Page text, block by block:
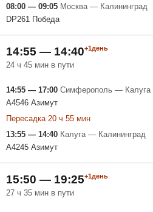
08:00 — 09:05 Москва — Калининград
DP261 Победа
14:55 — 14:40+1день
24 ч 45 мин в пути
14:55 — 17:00 Симферополь — Калуга
A4546 Азимут
Пересадка 20 ч 55 мин
13:55 — 14:40 Калуга — Калининград
A4245 Азимут
15:50 — 19:25+1день
27 ч 35 мин в пути